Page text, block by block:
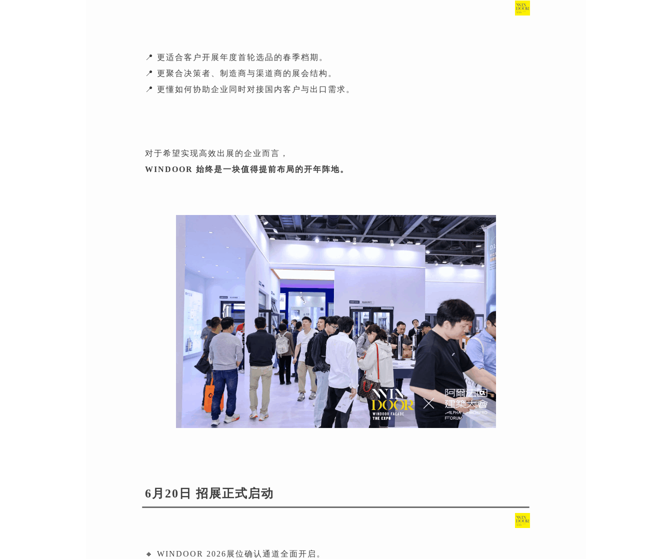
📍 更适合客户开展年度首轮选品的春季档期。
📍 更聚合决策者、制造商与渠道商的展会结构。
📍 更懂如何协助企业同时对接国内客户与出口需求。
对于希望实现高效出展的企业而言，
WINDOOR 始终是一块值得提前布局的开年阵地。
6月20日 招展正式启动
🔸 WINDOOR 2026展位确认通道全面开启。